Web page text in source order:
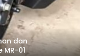
dan
MR-01